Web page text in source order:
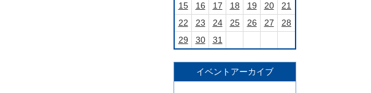
15
16 17 18 19 20
21
22
23 24 25 26 27
28
29
30 31
イベントアーカイブ